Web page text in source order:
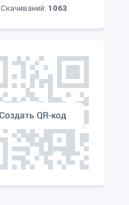
Скачиваний: 1063